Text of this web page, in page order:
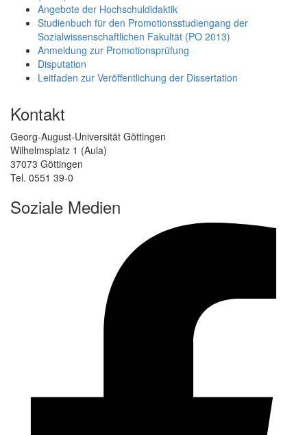
Angebote der Hochschuldidaktik
Studienbuch für den Promotionsstudiengang der
Sozialwissenschaftlichen Fakultät (PO 2013)
Anmeldung zur Promotionsprüfung
Disputation
Leitfaden zur Veröffentlichung der Dissertation
Kontakt
Georg-August-Universität Göttingen
Wilhelmsplatz 1 (Aula)
37073 Göttingen
Tel. 0551 39-0
Soziale Medien